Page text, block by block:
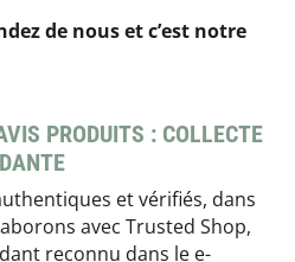
de nous et c’est notre
PRODUITS : COLLECTE
et vérifiés, dans
avec Trusted Shop,
reconnu dans le e-